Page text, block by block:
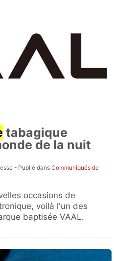
tabagique
de la nuit
- Publié dans Communiqués de
occasions de
voilà l'un des
baptisée VAAL.